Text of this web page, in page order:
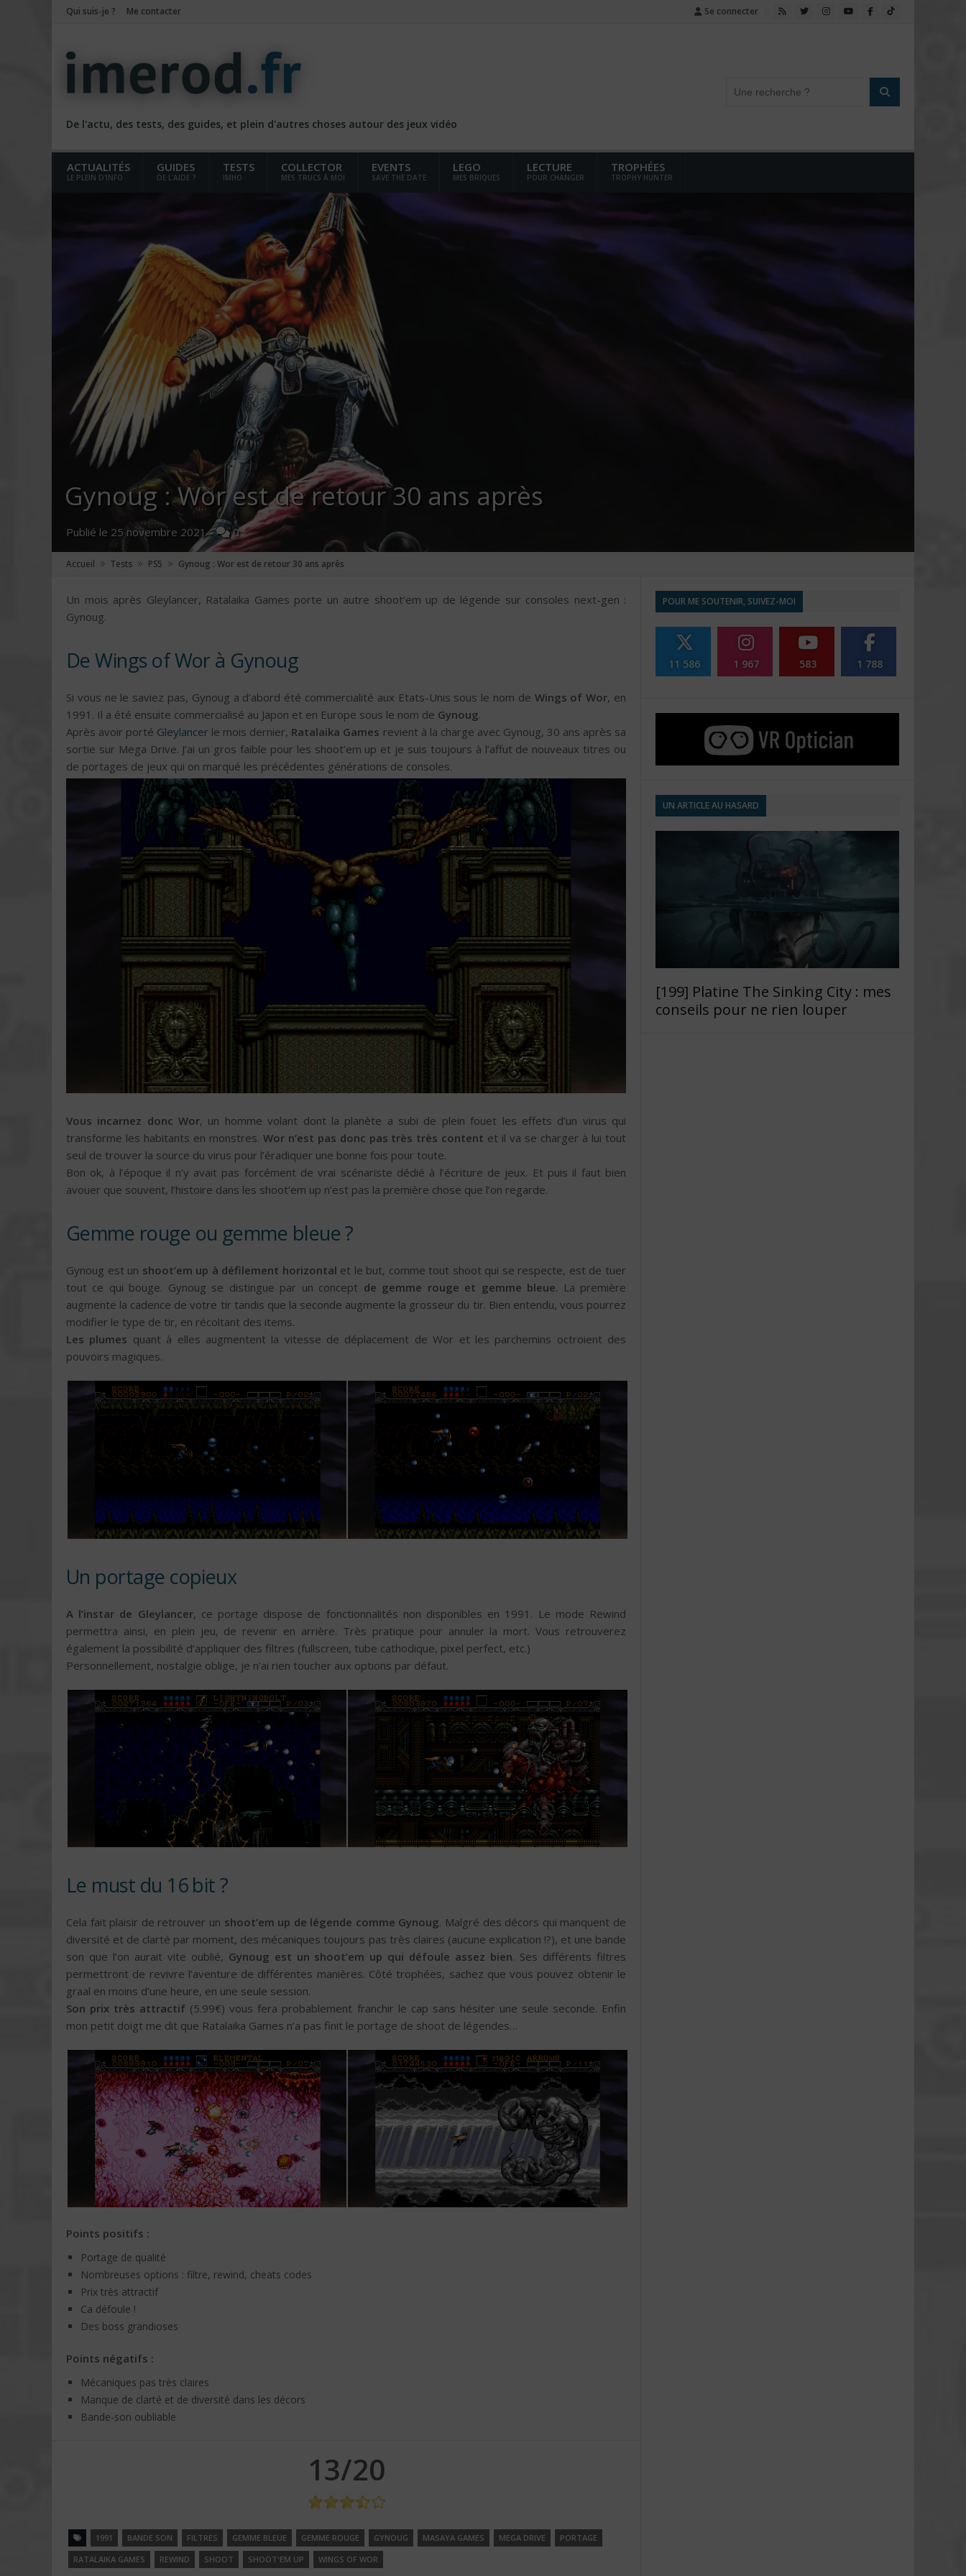
Qui suis-je ? Me contacter Se connecter
De l'actu, des tests, des guides, et plein d'autres choses autour des jeux vidéo
ACTUALITÉS
LE PLEIN D'INFO
GUIDES
DE L'AIDE ?
TESTS
IMHO
COLLECTOR
MES TRUCS À MOI
EVENTS
SAVE THE DATE
LEGO
MES BRIQUES
LECTURE
POUR CHANGER
TROPHÉES
TROPHY HUNTER
Gynoug : Wor est de retour 30 ans après
Publié le 25 novembre 2021 - 0
Accueil » Tests » PS5 » Gynoug : Wor est de retour 30 ans après
Un mois après Gleylancer, Ratalaika Games porte un autre shoot’em up de légende sur consoles next-gen :
Gynoug.
De Wings of Wor à Gynoug
Si vous ne le saviez pas, Gynoug a d’abord été commercialité aux Etats-Unis sous le nom de Wings of Wor, en
1991. Il a été ensuite commercialisé au Japon et en Europe sous le nom de Gynoug.
Après avoir porté Gleylancer le mois dernier, Ratalaika Games revient à la charge avec Gynoug, 30 ans après sa
sortie sur Mega Drive. J’ai un gros faible pour les shoot’em up et je suis toujours à l’affut de nouveaux titres ou
de portages de jeux qui on marqué les précédentes générations de consoles.
Vous incarnez donc Wor, un homme volant dont la planète a subi de plein fouet les effets d’un virus qui
transforme les habitants en monstres. Wor n’est pas donc pas très très content et il va se charger à lui tout
seul de trouver la source du virus pour l’éradiquer une bonne fois pour toute.
Bon ok, à l’époque il n’y avait pas forcément de vrai scénariste dédié à l’écriture de jeux. Et puis il faut bien
avouer que souvent, l’histoire dans les shoot’em up n’est pas la première chose que l’on regarde.
Gemme rouge ou gemme bleue ?
Gynoug est un shoot’em up à défilement horizontal et le but, comme tout shoot qui se respecte, est de tuer
tout ce qui bouge. Gynoug se distingue par un concept de gemme rouge et gemme bleue. La première
augmente la cadence de votre tir tandis que la seconde augmente la grosseur du tir. Bien entendu, vous pourrez
modifier le type de tir, en récoltant des items.
Les plumes quant à elles augmentent la vitesse de déplacement de Wor et les parchemins octroient des
pouvoirs magiques.
Un portage copieux
A l’instar de Gleylancer, ce portage dispose de fonctionnalités non disponibles en 1991. Le mode Rewind
permettra ainsi, en plein jeu, de revenir en arrière. Très pratique pour annuler la mort. Vous retrouverez
également la possibilité d’appliquer des filtres (fullscreen, tube cathodique, pixel perfect, etc.)
Personnellement, nostalgie oblige, je n’ai rien toucher aux options par défaut.
Le must du 16 bit ?
Cela fait plaisir de retrouver un shoot’em up de légende comme Gynoug. Malgré des décors qui manquent de
diversité et de clarté par moment, des mécaniques toujours pas très claires (aucune explication !?), et une bande
son que l’on aurait vite oublié, Gynoug est un shoot’em up qui défoule assez bien. Ses différents filtres
permettront de revivre l’aventure de différentes manières. Côté trophées, sachez que vous pouvez obtenir le
graal en moins d’une heure, en une seule session.
Son prix très attractif (5.99€) vous fera probablement franchir le cap sans hésiter une seule seconde. Enfin
mon petit doigt me dit que Ratalaika Games n’a pas finit le portage de shoot de légendes…
Points positifs :
Portage de qualité
Nombreuses options : filtre, rewind, cheats codes
Prix très attractif
Ca défoule !
Des boss grandioses
Points négatifs :
Mécaniques pas très claires
Manque de clarté et de diversité dans les décors
Bande-son oubliable
13/20
1991 BANDE SON FILTRES GEMME BLEUE GEMME ROUGE GYNOUG MASAYA GAMES MEGA DRIVE
PORTAGE
RATALAIKA GAMES
REWIND SHOOT SHOOT'EM UP WINGS OF WOR
POUR ME SOUTENIR, SUIVEZ-MOI
11 586 1 967 583 1 788
UN ARTICLE AU HASARD
[199] Platine The Sinking City : mes
conseils pour ne rien louper